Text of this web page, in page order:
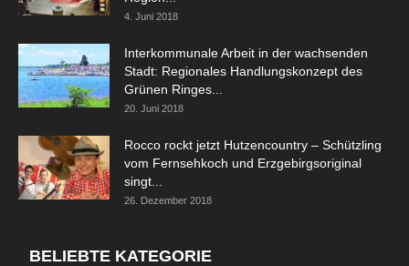
4. Juni 2018
Interkommunale Arbeit in der wachsenden
Stadt: Regionales Handlungskonzept des
Grünen Ringes...
20. Juni 2018
Rocco rockt jetzt Hutzencountry – Schützling
vom Fernsehkoch und Erzgebirgsoriginal
singt...
26. Dezember 2018
BELIEBTE KATEGORIE